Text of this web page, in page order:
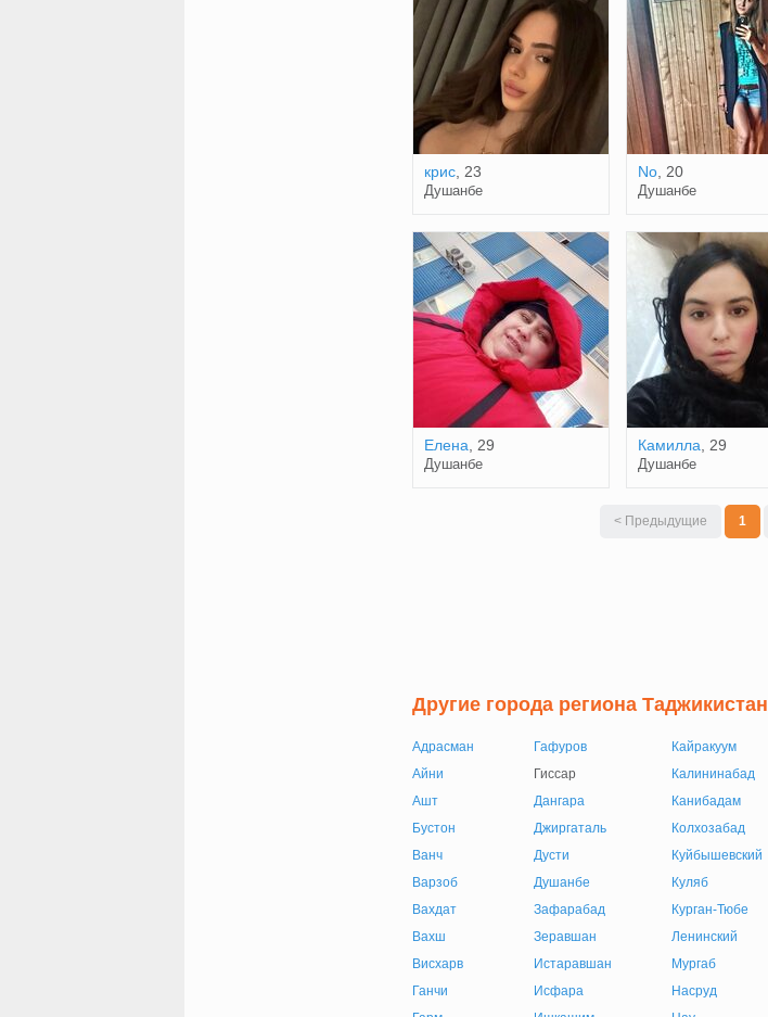
крис, 23
Душанбе
No, 20
Душанбе
Елена , 29
Душанбе
Камилла , 29
Душанбе
< Предыдущие 1
Другие города региона Таджикистан
Адрасман
Айни
Ашт
Бустон
Ванч
Варзоб
Вахдат
Вахш
Висхарв
Ганчи
Гафуров
Гиссар
Дангара
Джиргаталь
Дусти
Душанбе
Зафарабад
Зеравшан
Истаравшан
Исфара
Кайракуум
Калининабад
Канибадам
Колхозабад
Куйбышевский
Куляб
Курган-Тюбе
Ленинский
Мургаб
Насруд